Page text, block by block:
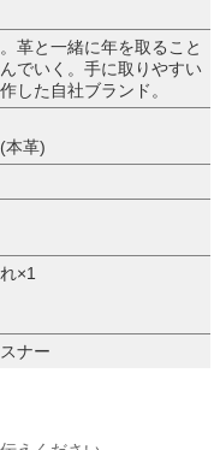
革と一緒に年を取ること
でいく。手に取りやすい
した自社ブランド。
本革)
×1
ナー